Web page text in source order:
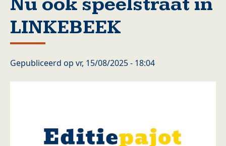
LINKEBEEK
Gepubliceerd op vr, 15/08/2025 - 18:04